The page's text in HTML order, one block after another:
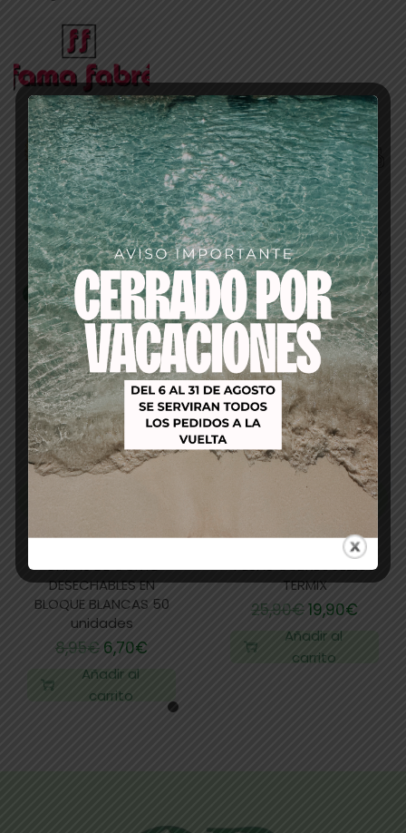
Productos relacionados
-25%
CAPAS DE CORTE
DESECHABLES EN
BLOQUE BLANCAS 50
unidades
8,95€ 6,70€
Añadir al
carrito
-23%
PESAS CUBRECUELLOS
TERMIX
25,90€19,90€
Añadir al
carrito